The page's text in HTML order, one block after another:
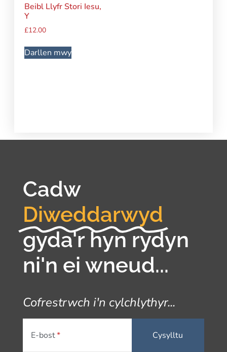
Beibl Llyfr Stori Iesu,
Y
£12.00
Darllen mwy
Cadw
Diweddarwyd
gyda'r hyn rydyn
ni'n ei wneud...
Cofrestrwch i'n cylchlythyr...
E-bost